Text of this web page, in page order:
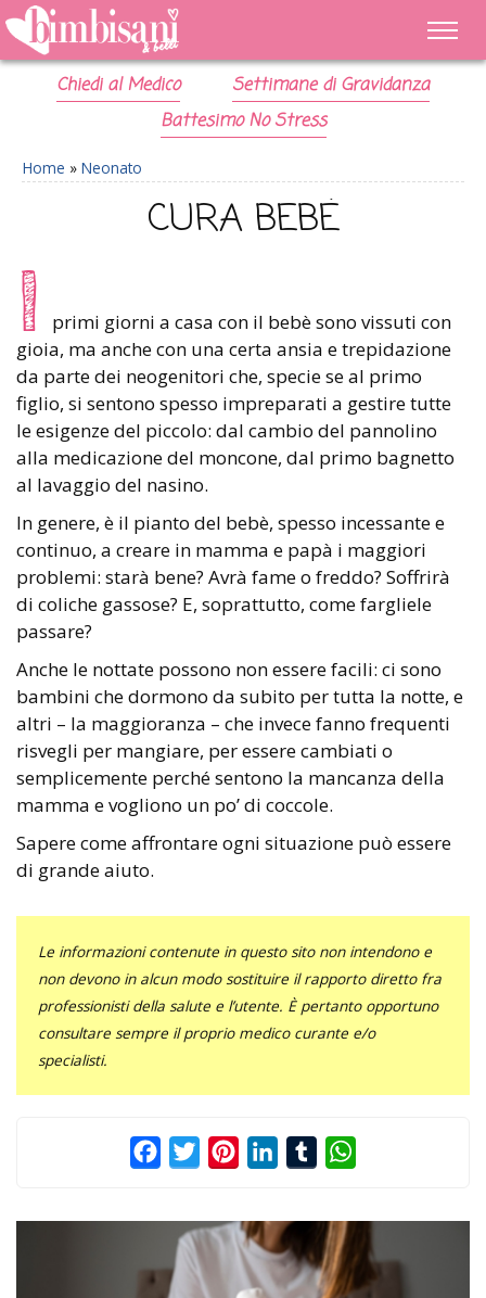
Chiedi al Medico
Settimane di Gravidanza
Battesimo No Stress
Home » Neonato
CURA BEBÈ
I
primi giorni a casa con il bebè sono vissuti con
gioia, ma anche con una certa ansia e trepidazione
da parte dei neogenitori che, specie se al primo
figlio, si sentono spesso impreparati a gestire tutte
le esigenze del piccolo: dal cambio del pannolino
alla medicazione del moncone, dal primo bagnetto
al lavaggio del nasino.
In genere, è il pianto del bebè, spesso incessante e
continuo, a creare in mamma e papà i maggiori
problemi: starà bene? Avrà fame o freddo? Soffrirà
di coliche gassose? E, soprattutto, come fargliele
passare?
Anche le nottate possono non essere facili: ci sono
bambini che dormono da subito per tutta la notte, e
altri – la maggioranza – che invece fanno frequenti
risvegli per mangiare, per essere cambiati o
semplicemente perché sentono la mancanza della
mamma e vogliono un po’ di coccole.
Sapere come affrontare ogni situazione può essere
di grande aiuto.
Le informazioni contenute in questo sito non intendono e
non devono in alcun modo sostituire il rapporto diretto fra
professionisti della salute e l’utente. È pertanto opportuno
consultare sempre il proprio medico curante e/o
specialisti.
FacebookTwitterPinterestLinkedInTumblr